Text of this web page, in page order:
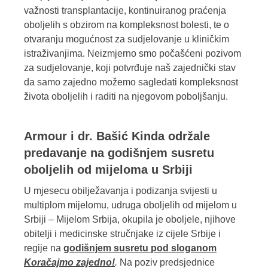
važnosti transplantacije, kontinuiranog praćenja
oboljelih s obzirom na kompleksnost bolesti, te o
otvaranju mogućnost za sudjelovanje u kliničkim
istraživanjima. Neizmjerno smo počašćeni pozivom
za sudjelovanje, koji potvrđuje naš zajednički stav
da samo zajedno možemo sagledati kompleksnost
života oboljelih i raditi na njegovom poboljšanju.
Armour i dr. Bašić Kinda održale
predavanje na godišnjem susretu
oboljelih od mijeloma u Srbiji
U mjesecu obilježavanja i podizanja svijesti u
multiplom mijelomu, udruga oboljelih od mijelom u
Srbiji – Mijelom Srbija, okupila je oboljele, njihove
obitelji i medicinske stručnjake iz cijele Srbije i
regije na godišnjem susretu pod sloganom
Koračajmo zajedno!. Na poziv predsjednice